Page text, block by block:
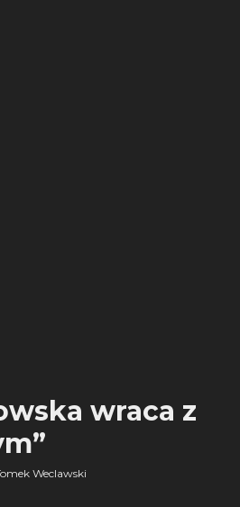
wraca z
Weclawski